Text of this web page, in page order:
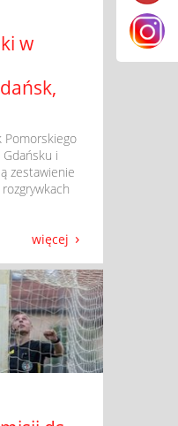
w
Pomorskiego
Gdańsku i
zestawienie
więcej